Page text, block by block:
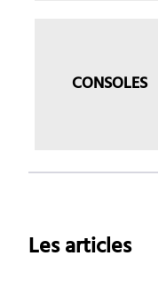
CONSOLES
Les articles